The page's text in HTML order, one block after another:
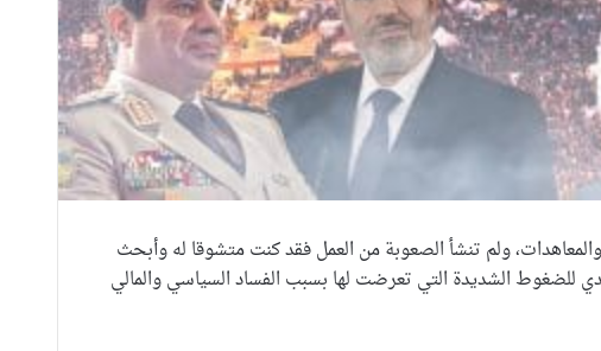
والمعاهدات، ولم تنشأ الصعوبة من العمل فقد كنت متشوقا له وأبحث
للضغوط الشديدة التي تعرضت لها بسبب الفساد السياسي والمالي